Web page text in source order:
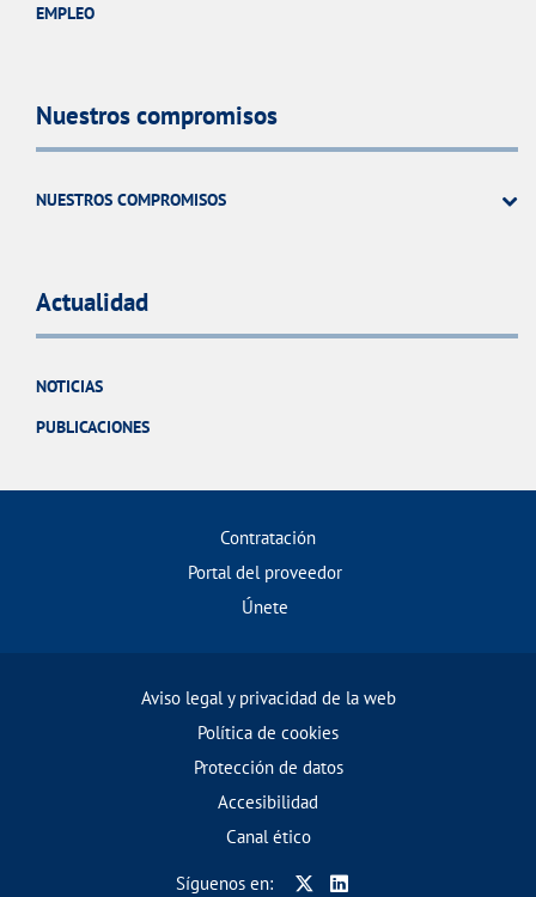
EMPLEO
Nuestros compromisos
NUESTROS COMPROMISOS
Actualidad
NOTICIAS
PUBLICACIONES
Contratación
Portal del proveedor
Únete
Aviso legal y privacidad de la web
Política de cookies
Protección de datos
Accesibilidad
Canal ético
Síguenos en: